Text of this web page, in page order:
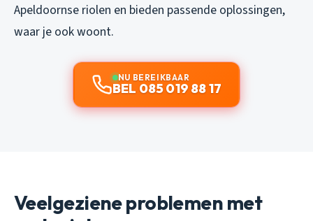
Apeldoornse riolen en bieden passende oplossingen,
waar je ook woont.
NU BEREIKBAAR
BEL 085 019 88 17
Veelgeziene problemen met